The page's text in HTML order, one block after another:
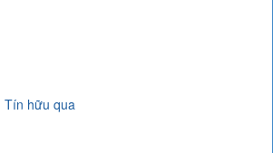
Tín hữu qua